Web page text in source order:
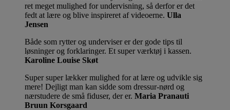
ret meget mulighed for undervisning, så derfor er det
fedt at lære og blive inspireret af videoerne. Ulla
Jensen
Både som rytter og underviser er der gode tips til
løsninger og forklaringer. Et super værktøj i kassen.
Karoline Louise Skøt
Super super lækker mulighed for at lære og udvikle sig
mere! Dejligt man kan sidde som dressur-nørd og
nærstudere de små fiduser, der er. Maria Pranauti
Bruun Korsgaard